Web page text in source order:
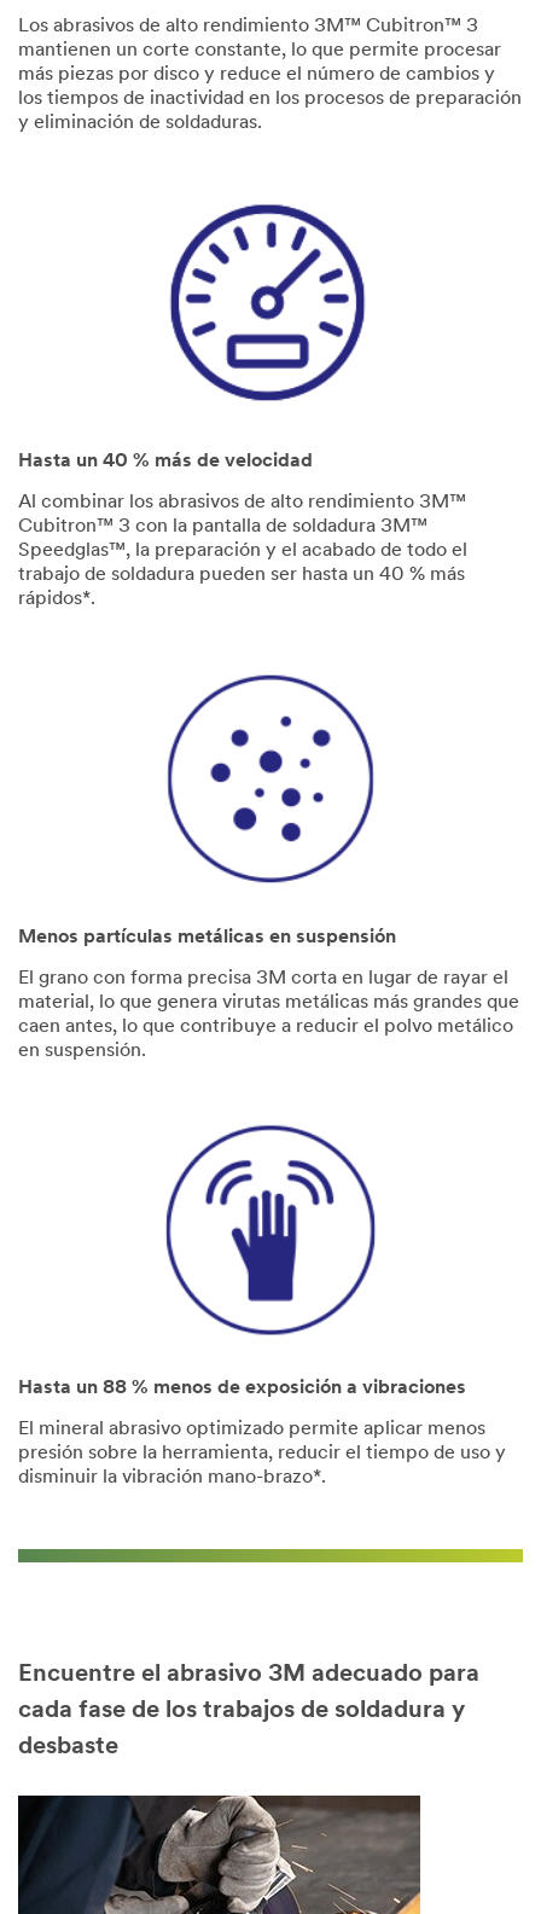
Los abrasivos de alto rendimiento 3M™ Cubitron™ 3
mantienen un corte constante, lo que permite procesar
más piezas por disco y reduce el número de cambios y
los tiempos de inactividad en los procesos de preparación
y eliminación de soldaduras.
Hasta un 40 % más de velocidad
Al combinar los abrasivos de alto rendimiento 3M™
Cubitron™ 3 con la pantalla de soldadura 3M™
Speedglas™, la preparación y el acabado de todo el
trabajo de soldadura pueden ser hasta un 40 % más
rápidos*.
Menos partículas metálicas en suspensión
El grano con forma precisa 3M corta en lugar de rayar el
material, lo que genera virutas metálicas más grandes que
caen antes, lo que contribuye a reducir el polvo metálico
en suspensión.
Hasta un 88 % menos de exposición a vibraciones
El mineral abrasivo optimizado permite aplicar menos
presión sobre la herramienta, reducir el tiempo de uso y
disminuir la vibración mano-brazo*.
Encuentre el abrasivo 3M adecuado para
cada fase de los trabajos de soldadura y
desbaste